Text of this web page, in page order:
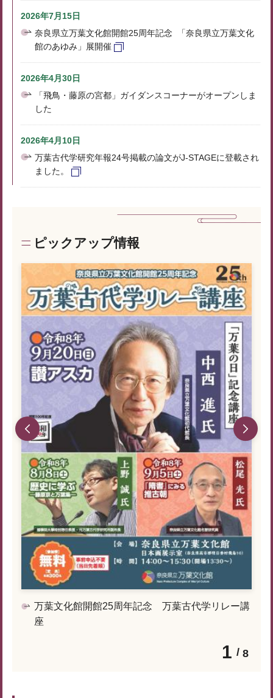
2026年7月15日
奈良県立万葉文化館開館25周年記念 「奈良県立万葉文化
館のあゆみ」展開催
2026年4月30日
「飛鳥・藤原の宮都」ガイダンスコーナーがオープンしま
した
2026年4月10日
万葉古代学研究年報24号掲載の論文がJ-STAGEに登載され
ました。
ピックアップ情報
1 8
万葉文化館開館25周年記念 万葉古代学リレー講
座